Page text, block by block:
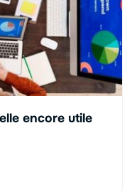
encore utile